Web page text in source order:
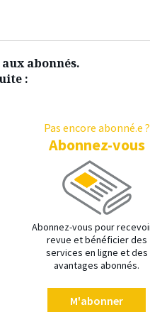
abonnés.
:
Pas encore abonné.e ?
Abonnez-vous
Abonnez-vous pour
revue et bénéficier des
services en ligne et des
avantages abonnés.
M'abonner